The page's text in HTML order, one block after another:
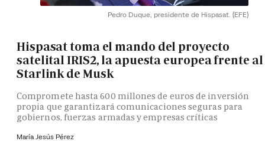
Pedro Duque, presidente de Hispasat. (EFE)
Hispasat toma el mando del proyecto
satelital IRIS2, la apuesta europea frente al
Starlink de Musk
Compromete hasta 600 millones de euros de inversión
propia que garantizará comunicaciones seguras para
gobiernos, fuerzas armadas y empresas críticas
María Jesús Pérez